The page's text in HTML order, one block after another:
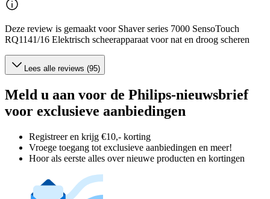
Deze review is gemaakt voor Shaver series 7000 SensoTouch
RQ1141/16 Elektrisch scheerapparaat voor nat en droog scheren
Lees alle reviews (95)
Meld u aan voor de Philips-nieuwsbrief
voor exclusieve aanbiedingen
Registreer en krijg €10,- korting
Vroege toegang tot exclusieve aanbiedingen en meer!
Hoor als eerste alles over nieuwe producten en kortingen